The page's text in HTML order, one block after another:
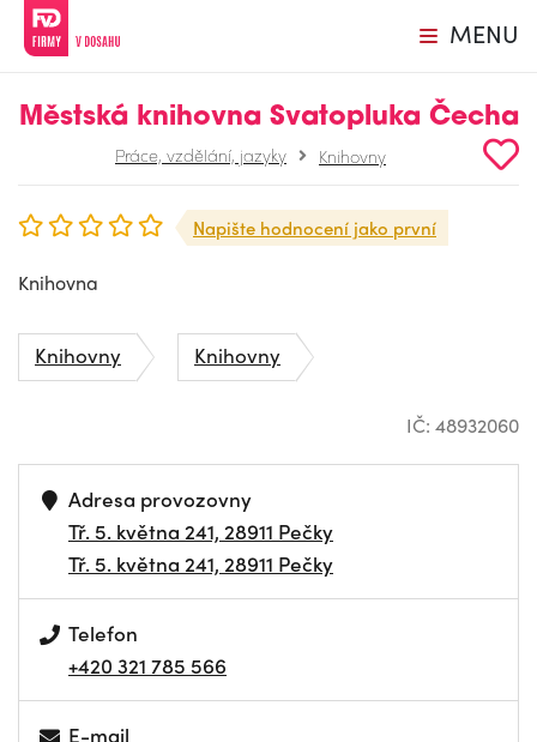
MENU
Městská knihovna Svatopluka Čecha
Práce, vzdělání, jazyky Knihovny
Napište hodnocení jako první
Knihovna
Knihovny Knihovny
IČ: 48932060
Adresa provozovny
Tř. 5. května 241, 28911 Pečky
Tř. 5. května 241, 28911 Pečky
Telefon
+420 321 785 566
E-mail